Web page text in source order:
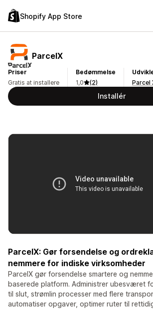
Shopify App Store
ParcelX
Priser
Gratis at installere
Bedømmelse
1,0
(2)
Parcel
Installér
ParcelX: Gør forsendelse og
nemmere for indiske virksomheder
ParcelX gør forsendelse smartere og
baserede platform. Administrer ubesværet
til slut, strømlin processer med flere
automatiser opgaver, optimer ruter til